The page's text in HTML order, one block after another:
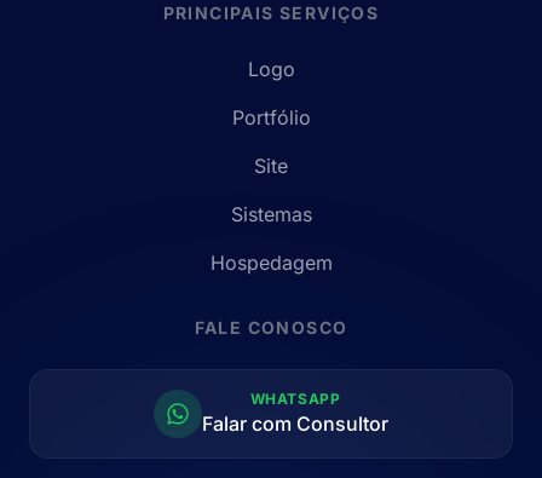
PRINCIPAIS SERVIÇOS
Logo
Portfólio
Site
Sistemas
Hospedagem
FALE CONOSCO
WHATSAPP
Falar com Consultor